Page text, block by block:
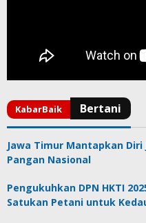
Jawa Timur Mantapkan
Pangan Nasional
Pengukuhkan DPN HKTI
Satukan Petani untuk